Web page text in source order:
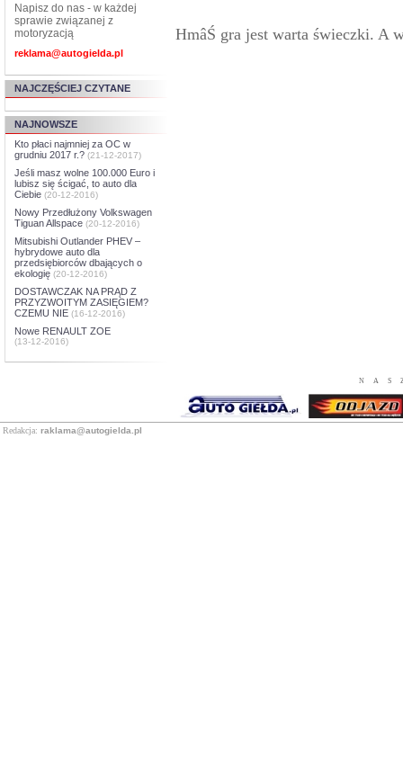
Napisz do nas - w każdej
sprawie związanej z
motoryzacją
reklama@autogielda.pl
NAJCZĘŚCIEJ CZYTANE
NAJNOWSZE
Kto płaci najmniej za OC w
grudniu 2017 r.? (21-12-2017)
Jeśli masz wolne 100.000 Euro i
lubisz się ścigać, to auto dla
Ciebie (20-12-2016)
Nowy Przedłużony Volkswagen
Tiguan Allspace (20-12-2016)
Mitsubishi Outlander PHEV –
hybrydowe auto dla
przedsiębiorców dbających o
ekologię (20-12-2016)
DOSTAWCZAK NA PRĄD Z
PRZYZWOITYM ZASIĘGIEM?
CZEMU NIE (16-12-2016)
Nowe RENAULT ZOE
(13-12-2016)
HmâŚ gra jest warta świeczki. A
Redakcja: raklama@autogielda.pl